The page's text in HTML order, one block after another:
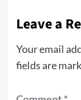
Leave a
Your email
fields are